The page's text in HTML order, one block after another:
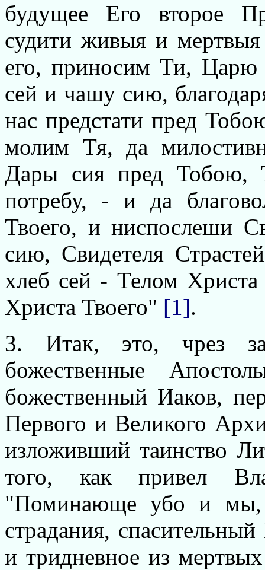
будущее Его второе
судити живыя и
его, приносим Ти, Царю
сей и чашу сию,
нас предстати пред
молим Тя, да
Дары сия пред
потребу, - и да
Твоего, и ниспослеши
сию, Свидетеля
хлеб сей - Телом
Христа Твоего" [1].
3. Итак, это, чрез
божественные
божественный Иаков,
Первого и Великого
изложивший таинство
того, как привел
"Поминающе убо и мы,
страдания,
и тридневное из